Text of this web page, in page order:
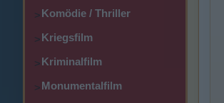
>Komödie / Thriller
>Kriegsfilm
>Kriminalfilm
>Monumentalfilm